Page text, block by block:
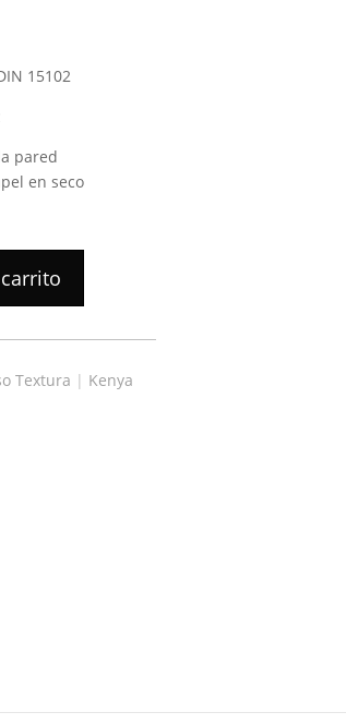
15102
pared
en seco
Textura | Kenya